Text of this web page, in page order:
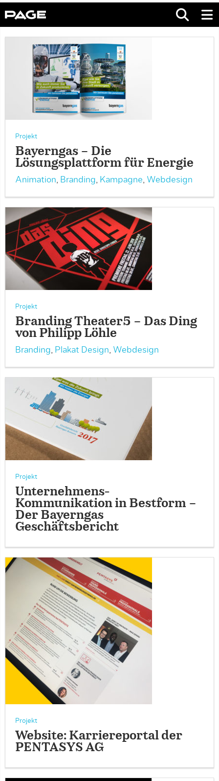
Projekt
Bayerngas – Die
Lösungsplattform für Energie
Animation, Branding, Kampagne, Webdesign
Projekt
Branding Theater5 – Das Ding
von Philipp Löhle
Branding, Plakat Design, Webdesign
Projekt
Unternehmens-
Kommunikation in Bestform –
Der Bayerngas
Geschäftsbericht
Projekt
Website: Karriereportal der
PENTASYS AG